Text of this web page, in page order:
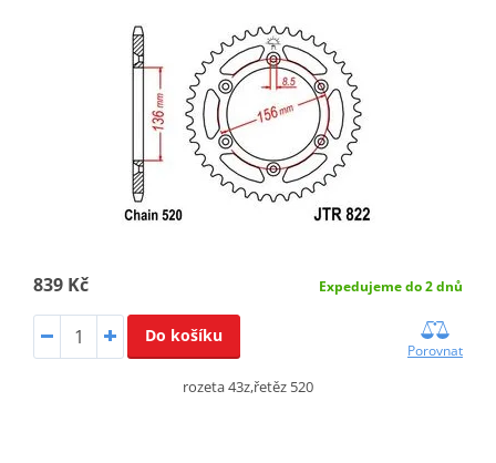
839 Kč Expedujeme do 2 dnů
Do košíku
Porovnat
rozeta 43z,řetěz 520